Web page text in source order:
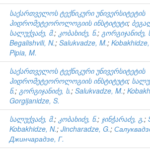
საქართველოს ტექნიკური უნივერსიტეტის
ჰიდრომეტეოროლოგიის ინსტიტუტი;
სალუქვაძე, მ.; კობახიძე, ნ.; გორგიჯანიძე,
Begalishvili, N.; Salukvadze, M.;
Pipia, M.
საქართველოს ტექნიკური უნივერსიტეტის
ჰიდრომეტეოროლოგიის ინსტიტუტი;
ნ.; გორგიჯანიძე, ს.; Salukvadze, M.;
Gorgijanidze, S.
სალუქვაძე, მ.; კობახიძე, ნ.; ჯინჭარაძე, გ.;
Kobakhidze, N.; Jincharadze, G.;
Джинчарадзе, Г.